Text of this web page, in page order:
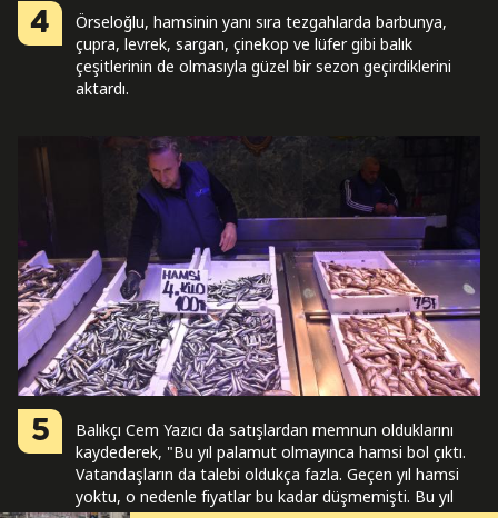
4
Örseloğlu, hamsinin yanı sıra tezgahlarda barbunya,
çupra, levrek, sargan, çinekop ve lüfer gibi balık
çeşitlerinin de olmasıyla güzel bir sezon geçirdiklerini
aktardı.
5
Balıkçı Cem Yazıcı da satışlardan memnun olduklarını
kaydederek, "Bu yıl palamut olmayınca hamsi bol çıktı.
Vatandaşların da talebi oldukça fazla. Geçen yıl hamsi
yoktu, o nedenle fiyatlar bu kadar düşmemişti. Bu yıl